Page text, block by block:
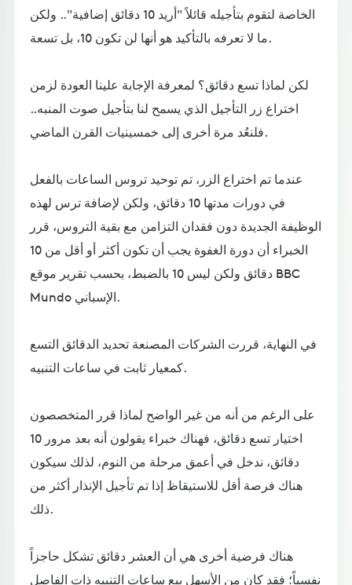
الخاصة لتقوم بتأجيله قائلاً "أريد 10 دقائق إضافية".. ولكن
ما لا تعرفه بالتأكيد هو أنها لن تكون 10، بل تسعة.
لكن لماذا تسع دقائق؟ لمعرفة الإجابة علينا العودة لزمن
اختراع زر التأجيل الذي يسمح لنا بتأجيل صوت المنبه..
فلنعُد مرة أخرى إلى خمسينيات القرن الماضي.
عندما تم اختراع الزر، تم توحيد تروس الساعات بالفعل
في دورات مدتها 10 دقائق، ولكن لإضافة ترس لهذه
الوظيفة الجديدة دون فقدان التزامن مع بقية التروس، قرر
الخبراء أن دورة الغفوة يجب أن تكون أكثر أو أقل من 10
دقائق ولكن ليس 10 بالضبط، بحسب تقرير موقع BBC
Mundo الإسباني.
في النهاية، قررت الشركات المصنعة تحديد الدقائق التسع
كمعيار ثابت في ساعات التنبيه.
على الرغم من أنه من غير الواضح لماذا قرر المتخصصون
اختيار تسع دقائق، فهناك خبراء يقولون أنه بعد مرور 10
دقائق، ندخل في أعمق مرحلة من النوم، لذلك سيكون
هناك فرصة أقل للاستيقاظ إذا تم تأجيل الإنذار أكثر من
ذلك.
هناك فرضية أخرى هي أن العشر دقائق تشكل حاجزاً
نفسياً؛ فقد كان من الأسهل بيع ساعات التنبيه ذات الفاصل